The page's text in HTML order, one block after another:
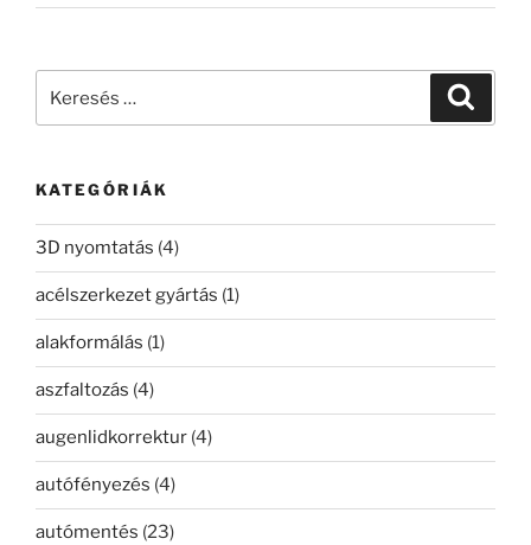
KATEGÓRIÁK
3D nyomtatás (4)
acélszerkezet gyártás (1)
alakformálás (1)
aszfaltozás (4)
augenlidkorrektur (4)
autófényezés (4)
autómentés (23)